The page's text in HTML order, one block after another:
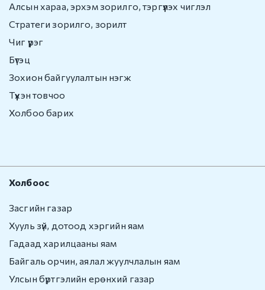
визгүй зорчих орны
жагсаалт
Иргэний
байгууллаг
Зөрчил шийдвэрлэх
Зөрчил шийдвэрлэх
Алсын хараа, эрхэм зорилго, тэргүүлэх чиглэл
Стратеги зорилго, зорилт
Чиг үүрэг
Бүтэц
Зохион байгуулалтын нэгж
Түүхэн товчоо
Холбоо барих
Холбоос
Засгийн газар
Хууль зүй, дотоод хэргийн яам
Гадаад харилцааны яам
Байгаль орчин, аялал жуулчлалын яам
Улсын бүртгэлийн ерөнхий газар